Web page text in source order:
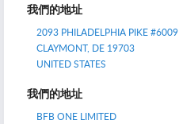
我們的地址
2093 PHILADELPHIA PIKE #6009
CLAYMONT, DE 19703
UNITED STATES
我們的地址
BFB ONE LIMITED